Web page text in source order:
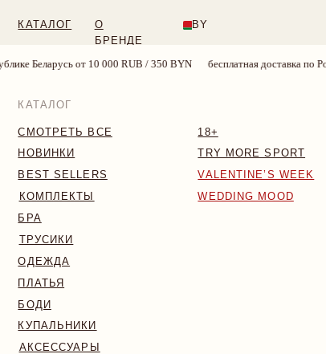
10 000 RUB / 350 BYN бесплатная доставка по России и
КАТАЛОГ
БРЕНДЕ
BY
НОВИНКИ
BEST SELLERS
КОМПЛЕКТЫ
БРА
ТРУСИКИ
ОДЕЖДА
КУПАЛЬНИКИ
АКСЕССУАРЫ
SALE
TRY MORE SPORT
VALENTINE’S WEEK
WEDDING MOOD